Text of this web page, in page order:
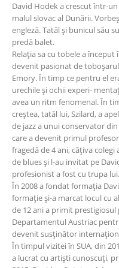
David Hodek a crescut într-
malul slovac al Dunării.
engleză. Tatăl și bunicul său
predă balet.
Relaţia sa cu tobele a început
devenit pasionat de
Emory. În timp ce pentru el
urechile și ochii experi-
avea un ritm fenomenal. În
creștea, tatăl lui, Szilard, a
de jazz a unui conservator
care a devenit primul
fragedă de 4 ani, câţiva
de blues și l-au invitat pe
profesionist a fost cu trupa lui.
În 2008 a fondat formaţia
formaţie și-a marcat locul cu
de 12 ani a primit
Departamentul Austriac
devenit susținător
În timpul vizitei în SUA, din
a lucrat cu artiști cunoscuţi,